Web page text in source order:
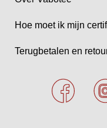
Hoe moet ik mijn
Terugbetalen en